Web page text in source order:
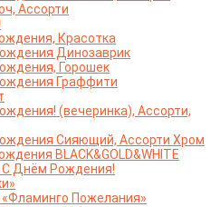
Ассорти
Красотка
Динозаврик
Горошек
Граффити
(вечеринка), Ассорти,
Сияющий, Ассорти Хром
BLACK&GOLD&WHITE
С Днём Рождения!
Пожелания»